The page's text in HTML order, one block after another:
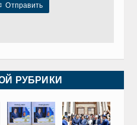
Отправить
РУБРИКИ